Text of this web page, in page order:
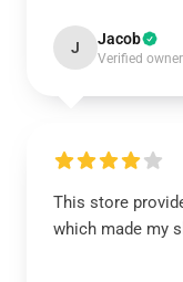
J Jacob
Verified owner
This store
which made my